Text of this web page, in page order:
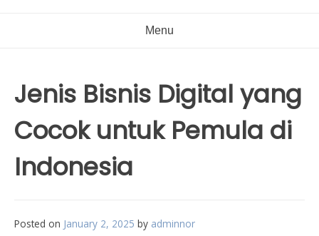
Menu
Jenis Bisnis Digital yang
Cocok untuk Pemula di
Indonesia
Posted on January 2, 2025 by adminnor